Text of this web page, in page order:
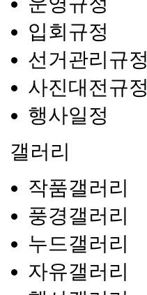
입회규정
선거관리규정
사진대전규정
행사일정
갤러리
작품갤러리
풍경갤러리
누드갤러리
자유갤러리